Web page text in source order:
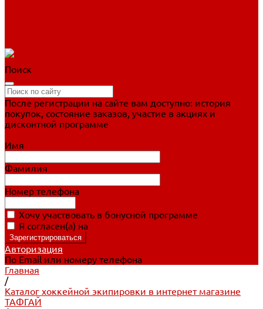
Поиск
После регистрации на сайте вам доступно: история
покупок, состояние заказов, участие в акциях и
дисконтной программе
Имя
Фамилия
Номер телефона
Хочу участвовать в бонусной программе
Я согласен(а) на
Авторизация
По Email или номеру телефона
Главная
/
Каталог хоккейной экипировки в интернет магазине
ТАФГАЙ